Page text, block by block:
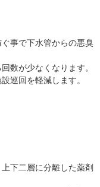
事で下水管からの悪臭
数が少なくなります。
巡回を軽減します。
下二層に分離した薬剤